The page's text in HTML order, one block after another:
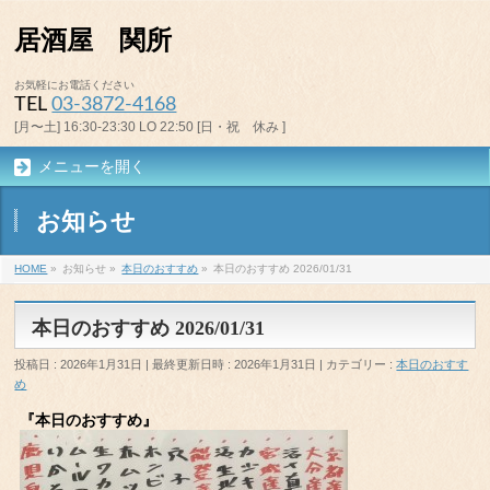
居酒屋 関所
お気軽にお電話ください
TEL03-3872-4168
[月〜土] 16:30-23:30 LO 22:50 [日・祝 休み ]
メニューを開く
お知らせ
HOME » お知らせ » 本日のおすすめ » 本日のおすすめ 2026/01/31
本日のおすすめ 2026/01/31
投稿日 : 2026年1月31日 最終更新日時 : 2026年1月31日 カテゴリー :本日のおすす
め
『本日のおすすめ』